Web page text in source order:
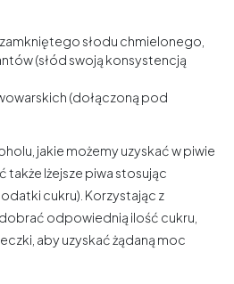
słodu chmielonego,
(słód swoją konsystencją
(dołączoną pod
jakie możemy uzyskać w piwie
także lżejsze piwa stosując
cukru). Korzystając z
odpowiednią ilość cukru,
aby uzyskać żądaną moc